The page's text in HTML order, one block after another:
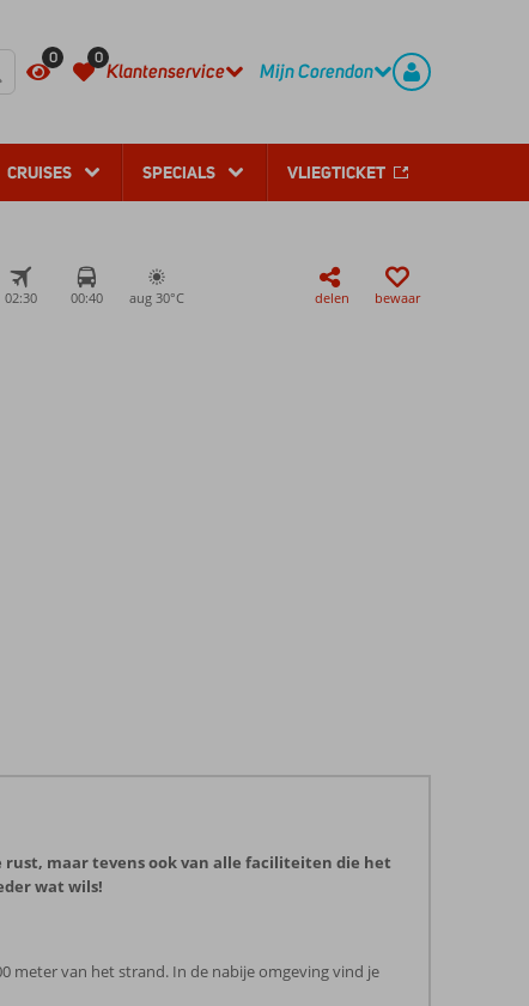
0 0
Klantenservice Mijn Corendon
CRUISES SPECIALS VLIEGTICKET
02:30 00:40 aug 30°C delen bewaar
rust, maar tevens ook van alle faciliteiten die het
wat wils!
meter van het strand. In de nabije omgeving vind je